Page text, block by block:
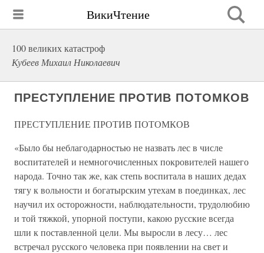
ВикиЧтение
100 великих катастроф
Кубеев Михаил Николаевич
ПРЕСТУПЛЕНИЕ ПРОТИВ ПОТОМКОВ
ПРЕСТУПЛЕНИЕ ПРОТИВ ПОТОМКОВ
«Было бы неблагодарностью не назвать лес в числе
воспитателей и немногочисленных покровителей нашего
народа. Точно так же, как степь воспитала в наших дедах
тягу к вольности и богатырским утехам в поединках, лес
научил их осторожности, наблюдательности, трудолюбию
и той тяжкой, упорной поступи, какою русские всегда
шли к поставленной цели. Мы выросли в лесу… лес
встречал русского человека при появлении на свет и